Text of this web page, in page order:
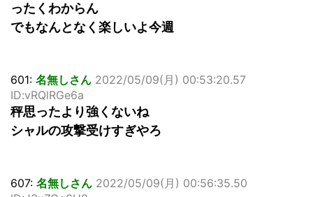
ったくわからん
でもなんとなく楽しいよ今週
601: 名無しさん 2022/05/09(月) 00:53:20.57
ID:vRQlRGe6a
秤思ったより強くないね
シャルの攻撃受けすぎやろ
607: 名無しさん 2022/05/09(月) 00:56:35.50